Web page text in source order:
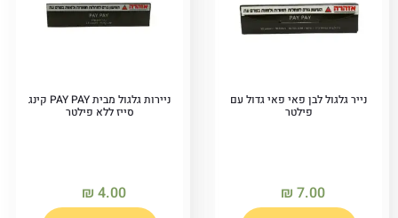
נייר גלגול לבן פאי פאי גדול עם
פילטר
₪ 7.00
ניירות גלגול מבית PAY PAY קינג
סייז ללא פילטר
₪ 4.00